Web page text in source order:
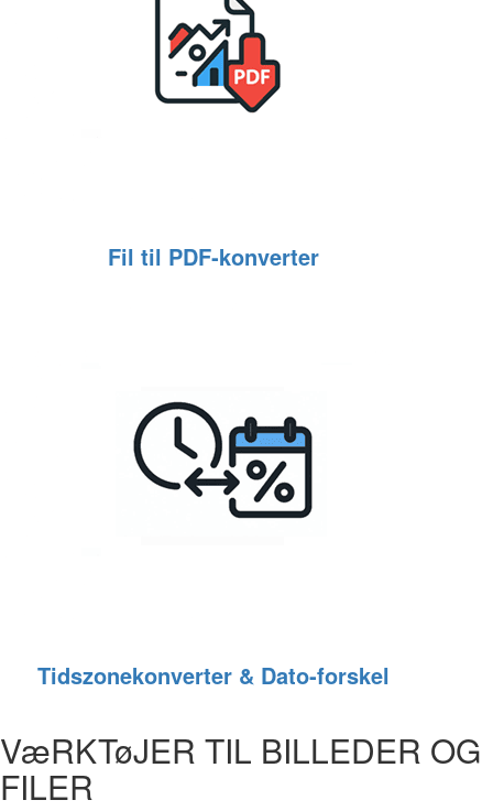
Fil til PDF‑konverter
Tidszonekonverter & Dato‑forskel
VæRKTøJER TIL BILLEDER OG
FILER